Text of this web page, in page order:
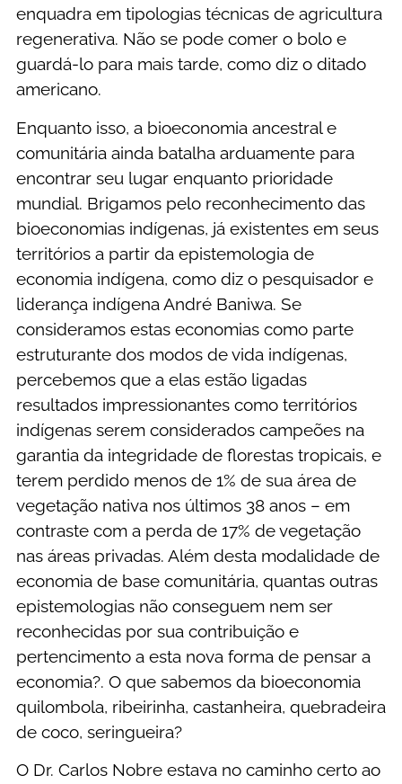
enquadra em tipologias técnicas de agricultura
regenerativa. Não se pode comer o bolo e
guardá-lo para mais tarde, como diz o ditado
americano.
Enquanto isso, a bioeconomia ancestral e
comunitária ainda batalha arduamente para
encontrar seu lugar enquanto prioridade
mundial. Brigamos pelo reconhecimento das
bioeconomias indígenas, já existentes em seus
territórios a partir da epistemologia de
economia indígena, como diz o pesquisador e
liderança indígena André Baniwa. Se
consideramos estas economias como parte
estruturante dos modos de vida indígenas,
percebemos que a elas estão ligadas
resultados impressionantes como territórios
indígenas serem considerados campeões na
garantia da integridade de florestas tropicais, e
terem perdido menos de 1% de sua área de
vegetação nativa nos últimos 38 anos – em
contraste com a perda de 17% de vegetação
nas áreas privadas. Além desta modalidade de
economia de base comunitária, quantas outras
epistemologias não conseguem nem ser
reconhecidas por sua contribuição e
pertencimento a esta nova forma de pensar a
economia?. O que sabemos da bioeconomia
quilombola, ribeirinha, castanheira, quebradeira
de coco, seringueira?
O Dr. Carlos Nobre estava no caminho certo ao